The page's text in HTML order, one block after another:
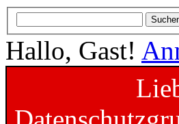
Hallo, Gast!